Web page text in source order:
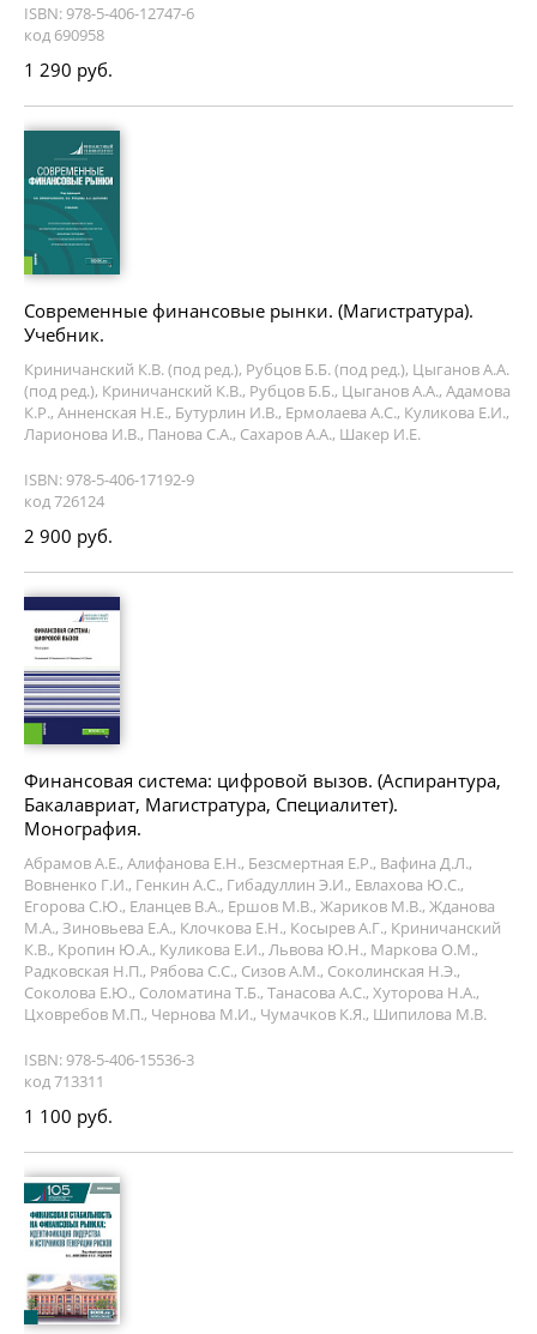
ISBN: 978-5-406-12747-6
код 690958
1 290 руб.
Современные финансовые рынки. (Магистратура).
Учебник.
Криничанский К.В. (под ред.), Рубцов Б.Б. (под ред.), Цыганов А.А.
(под ред.), Криничанский К.В., Рубцов Б.Б., Цыганов А.А., Адамова
К.Р., Анненская Н.Е., Бутурлин И.В., Ермолаева А.С., Куликова Е.И.,
Ларионова И.В., Панова С.А., Сахаров А.А., Шакер И.Е.
ISBN: 978-5-406-17192-9
код 726124
2 900 руб.
Финансовая система: цифровой вызов. (Аспирантура,
Бакалавриат, Магистратура, Специалитет).
Монография.
Абрамов А.Е., Алифанова Е.Н., Безсмертная Е.Р., Вафина Д.Л.,
Вовненко Г.И., Генкин А.С., Гибадуллин Э.И., Евлахова Ю.С.,
Егорова С.Ю., Еланцев В.А., Ершов М.В., Жариков М.В., Жданова
М.А., Зиновьева Е.А., Клочкова Е.Н., Косырев А.Г., Криничанский
К.В., Кропин Ю.А., Куликова Е.И., Львова Ю.Н., Маркова О.М.,
Радковская Н.П., Рябова С.С., Сизов А.М., Соколинская Н.Э.,
Соколова Е.Ю., Соломатина Т.Б., Танасова А.С., Хуторова Н.А.,
Цховребов М.П., Чернова М.И., Чумачков К.Я., Шипилова М.В.
ISBN: 978-5-406-15536-3
код 713311
1 100 руб.